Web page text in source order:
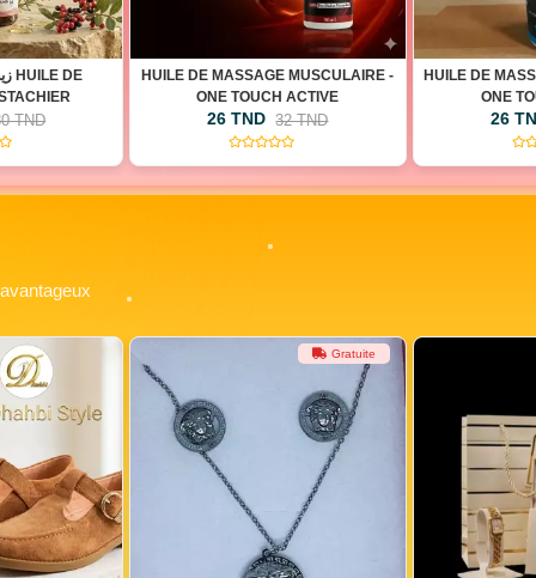
MUSCULAIRE -
ACTIVE
TND
HUILE DE MASSAGE ARTICULAIRE -
ONE TOUCH VITALE
26 TND 32 TND
CURE
36
Gratuite